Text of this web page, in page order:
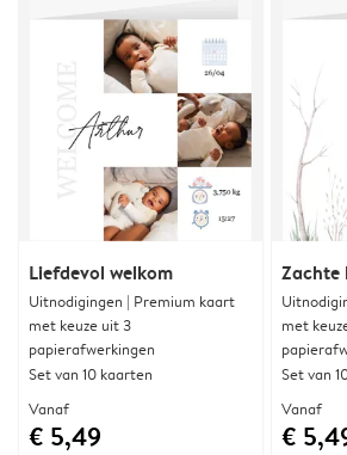
Liefdevol welkom
Uitnodigingen | Premium kaart
met keuze uit 3
papierafwerkingen
Set van 10 kaarten
Vanaf
€ 5,49
Zachte
met
Set van
Vanaf
€